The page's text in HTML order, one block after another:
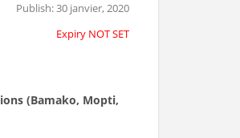
Publish: 30 janvier, 2020
Expiry NOT SET
(Bamako, Mopti,